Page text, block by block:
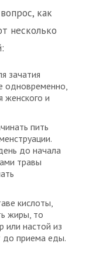
как
несколько
зачатия
одновременно,
женского и
пить
до начала
травы
кислоты,
жиры, то
или настой из
до приема еды.